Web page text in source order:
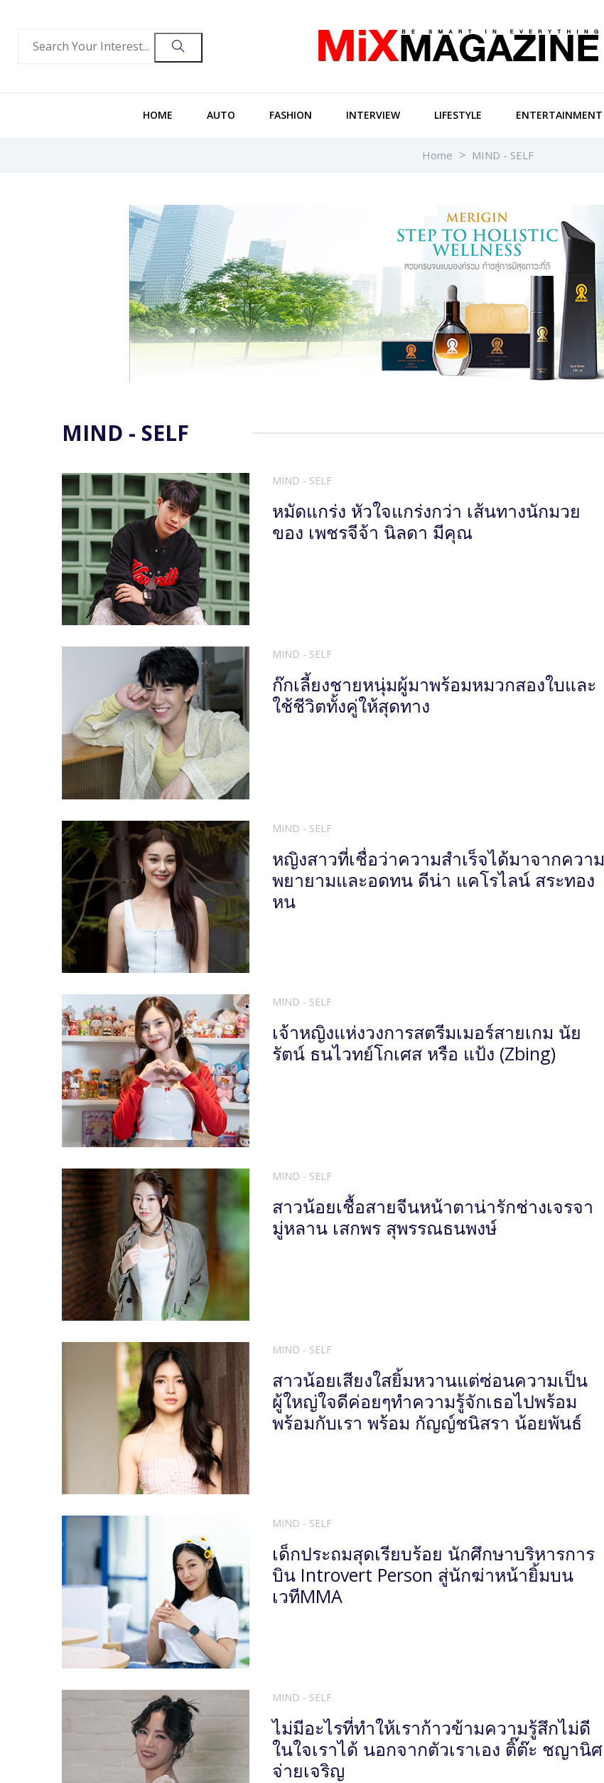
HOME AUTO FASHION INTERVIEW LIFESTYLE ENTERTAINMENT
Home MIND - SELF
MIND - SELF
MIND - SELF
หมัดแกร่ง หัวใจแกร่งกว่า เส้นทางนักมวย
ของ เพชรจีจ้า นิลดา มีคุณ
MIND - SELF
ก๊กเลี้ยงชายหนุ่มผู้มาพร้อมหมวกสองใบและ
ใช้ชีวิตทั้งคู่ให้สุดทาง
MIND - SELF
หญิงสาวที่เชื่อว่าความสำเร็จได้มาจากความ
พยายามและอดทน ดีน่า แคโรไลน์ สระทอง
หน
MIND - SELF
เจ้าหญิงแห่งวงการสตรีมเมอร์สายเกม นัย
รัตน์ ธนไวทย์โกเศส หรือ แป้ง (Zbing)
MIND - SELF
สาวน้อยเชื้อสายจีนหน้าตาน่ารักช่างเจรจา
มู่หลาน เสกพร สุพรรณธนพงษ์
MIND - SELF
สาวน้อยเสียงใสยิ้มหวานแต่ซ่อนความเป็น
ผู้ใหญ่ใจดีค่อยๆทำความรู้จักเธอไปพร้อม
พร้อมกับเรา พร้อม กัญญ์ชนิสรา น้อยพันธ์
MIND - SELF
เด็กประถมสุดเรียบร้อย นักศึกษาบริหารการ
บิน Introvert Person สู่นักฆ่าหน้ายิ้มบน
เวทีMMA
MIND - SELF
ไม่มีอะไรที่ทำให้เราก้าวข้ามความรู้สึกไม่ดี
ในใจเราได้ นอกจากตัวเราเอง ติ๊ต๊ะ ชญานิศ
จ่ายเจริญ